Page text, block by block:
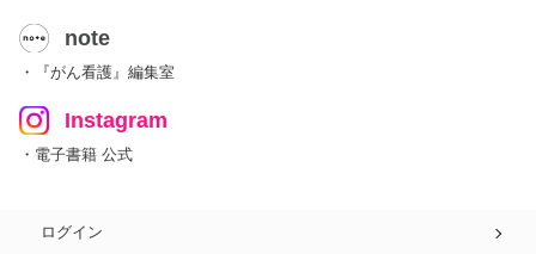
note
・『がん看護』編集室
Instagram
・電子書籍 公式
ログイン